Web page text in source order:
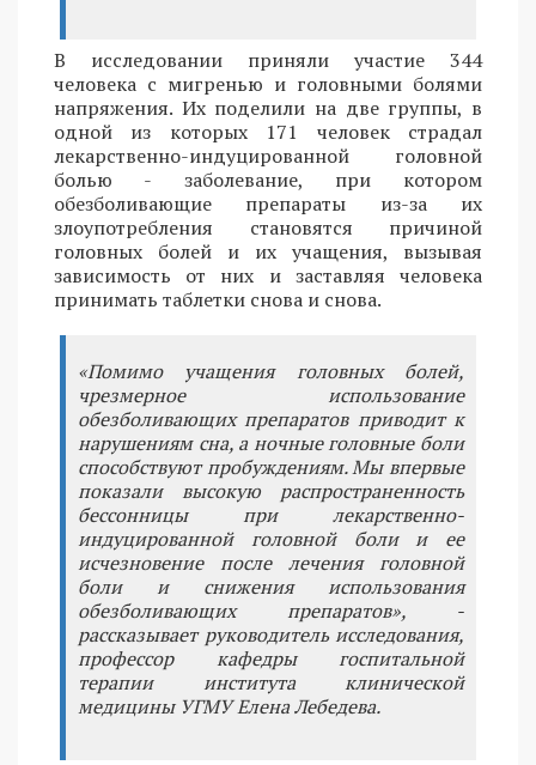
В исследовании приняли участие 344
человека с мигренью и головными болями
напряжения. Их поделили на две группы, в
одной из которых 171 человек страдал
лекарственно-индуцированной головной
болью - заболевание, при котором
обезболивающие препараты из-за их
злоупотребления становятся причиной
головных болей и их учащения, вызывая
зависимость от них и заставляя человека
принимать таблетки снова и снова.
«Помимо учащения головных болей,
чрезмерное использование
обезболивающих препаратов приводит к
нарушениям сна, а ночные головные боли
способствуют пробуждениям. Мы впервые
показали высокую распространенность
бессонницы при лекарственно-
индуцированной головной боли и ее
исчезновение после лечения головной
боли и снижения использования
обезболивающих препаратов», -
рассказывает руководитель исследования,
профессор кафедры госпитальной
терапии института клинической
медицины УГМУ Елена Лебедева.